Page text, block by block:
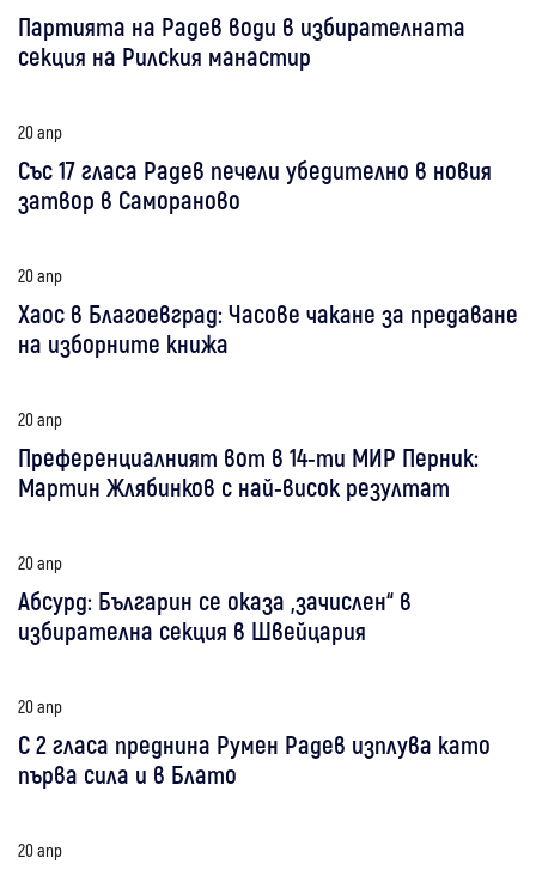
Партията на Радев води в избирателната
секция на Рилския манастир
20 апр
Със 17 гласа Радев печели убедително в новия
затвор в Самораново
20 апр
Хаос в Благоевград: Часове чакане за предаване
на изборните книжа
20 апр
Преференциалният вот в 14-ти МИР Перник:
Мартин Жлябинков с най-висок резултат
20 апр
Абсурд: Българин се оказа „зачислен“ в
избирателна секция в Швейцария
20 апр
С 2 гласа преднина Румен Радев изплува като
първа сила и в Блато
20 апр